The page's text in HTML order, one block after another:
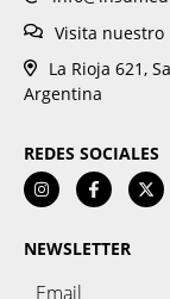
Visita nuestro
La Rioja 621,
Argentina
REDES SOCIALES
NEWSLETTER